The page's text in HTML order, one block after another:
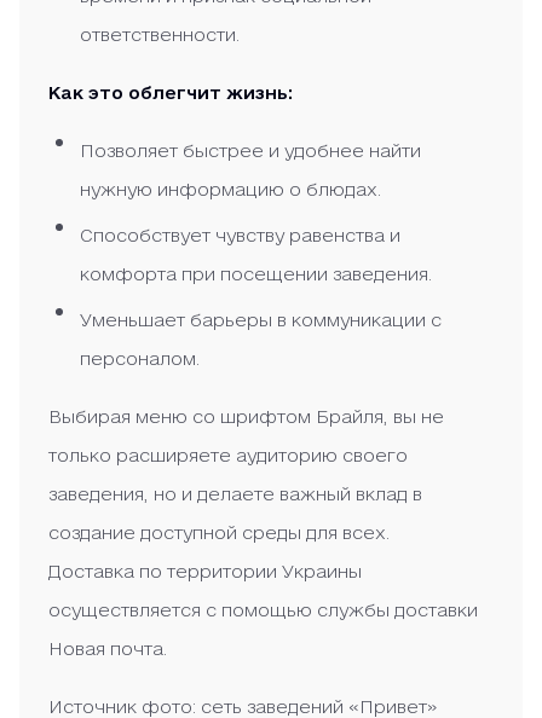
ответственности.
Как это облегчит жизнь:
Позволяет быстрее и удобнее найти
нужную информацию о блюдах.
Способствует чувству равенства и
комфорта при посещении заведения.
Уменьшает барьеры в коммуникации с
персоналом.
Выбирая меню со шрифтом Брайля, вы не
только расширяете аудиторию своего
заведения, но и делаете важный вклад в
создание доступной среды для всех.
Доставка по территории Украины
осуществляется с помощью службы доставки
Новая почта.
Источник фото: сеть заведений «Привет»